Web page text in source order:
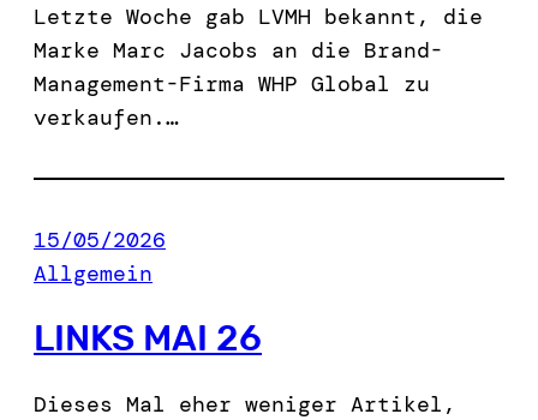
Letzte Woche gab LVMH bekannt, die
Marke Marc Jacobs an die Brand-
Management-Firma WHP Global zu
verkaufen.…
15/05/2026
Allgemein
LINKS MAI 26
Dieses Mal eher weniger Artikel,